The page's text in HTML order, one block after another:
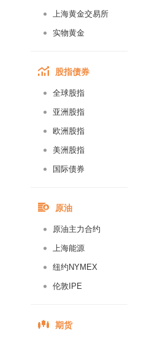
上海黄金交易所
实物黄金
股指债券
全球股指
亚洲股指
欧洲股指
美洲股指
国际债券
原油
原油主力合约
上海能源
纽约NYMEX
伦敦IPE
期货